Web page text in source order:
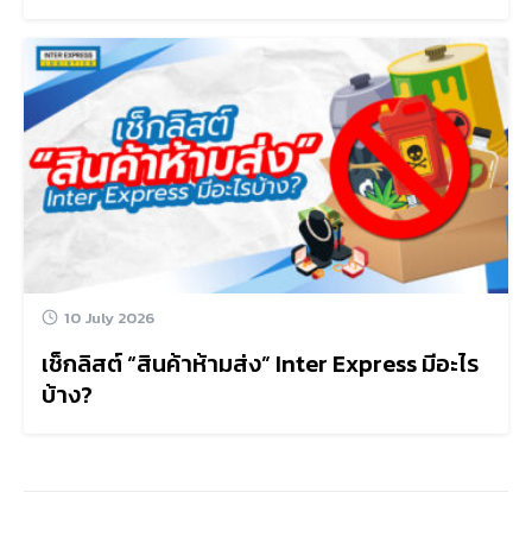
10 July 2026
เช็กลิสต์ “สินค้าห้ามส่ง” Inter Express มีอะไร
บ้าง?